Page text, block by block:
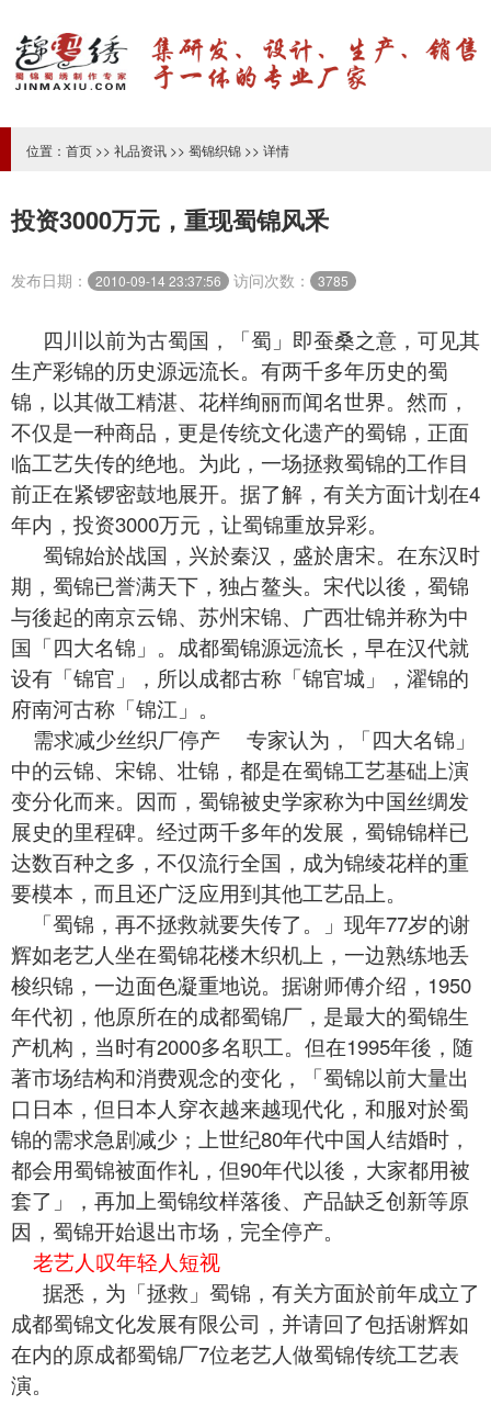
位置： 首页 >> 礼品资讯 >> 蜀锦织锦 >> 详情
投资3000万元，重现蜀锦风釆
发布日期： 2010-09-14 23:37:56 访问次数： 3785
四川以前为古蜀国，「蜀」即蚕桑之意，可见其
生产彩锦的历史源远流长。有两千多年历史的蜀
锦 ，以其做工精湛、花样绚丽而闻名世界。然而，
不仅是一种商品，更是传统文化遗产的蜀锦，正面
临工艺失传的绝地。为此，一场拯救蜀锦的工作目
前正在紧锣密鼓地展开。据了解，有关方面计划在4
年内，投资3000万元，让蜀锦重放异彩。
蜀锦始於战国，兴於秦汉，盛於唐宋。在东汉时
期，蜀锦已誉满天下，独占鳌头。宋代以後，蜀锦
与後起的南京云锦、苏州宋锦、广西壮锦并称为中
国「四大名锦」。 成都蜀锦源远流长，早在汉代就
设有「锦官」，所以成都古称「锦官城」，濯锦的
府南河古称「锦江」。
需求减少丝织厂停产
专家认为，「四大名锦」
中的云锦、宋锦、壮锦，都是在蜀锦工艺基础上演
变分化而来。因而，蜀锦被史学家称为中国丝绸发
展史的里程碑。经过两千多年的发展，蜀锦锦样已
达数百种之多，不仅流行全国，成为锦绫花样的重
要模本，而且还广泛应用到其他工艺品上。
「蜀锦，再不拯救就要失传了。」现年77岁的谢
辉如老艺人坐在蜀锦花楼木织机上，一边熟练地丢
梭织锦，一边面色凝重地说。据谢师傅介绍，1950
年代初，他原所在的成都蜀锦厂，是最大的蜀锦生
产机构，当时有2000多名职工。但在1995年後，随
著市场结构和消费观念的变化，「蜀锦以前大量出
口日本，但日本人穿衣越来越现代化，和服对於蜀
锦的需求急剧减少；上世纪80年代中国人结婚时，
都会用蜀锦被面作礼，但90年代以後，大家都用被
套了」，再加上蜀锦纹样落後、产品缺乏创新等原
因，蜀锦开始退出市场，完全停产。
老艺人叹年轻人短视
据悉，为「拯救」蜀锦，有关方面於前年成立了
成都蜀锦文化发展有限公司，并请回了包括谢辉如
在内的原成都蜀锦厂7位老艺人做蜀锦传统工艺表
演。